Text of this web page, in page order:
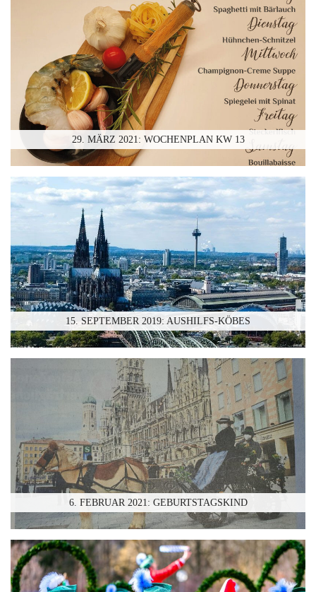
29. MÄRZ 2021: WOCHENPLAN KW 13
15. SEPTEMBER 2019: AUSHILFS-KÖBES
6. FEBRUAR 2021: GEBURTSTAGSKIND